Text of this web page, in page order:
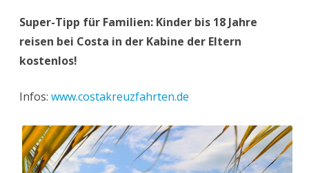
Super-Tipp für Familien: Kinder bis 18 Jahre
reisen bei Costa in der Kabine der Eltern
kostenlos!
Infos: www.costakreuzfahrten.de